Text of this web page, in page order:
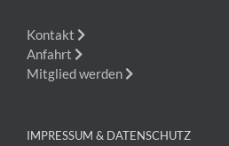
Kontakt
Anfahrt
Mitglied werden
IMPRESSUM & DATENSCHUTZ